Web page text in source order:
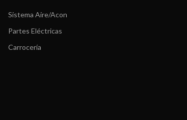
Sistema Aire/Acon
Partes Eléctricas
Carrocería